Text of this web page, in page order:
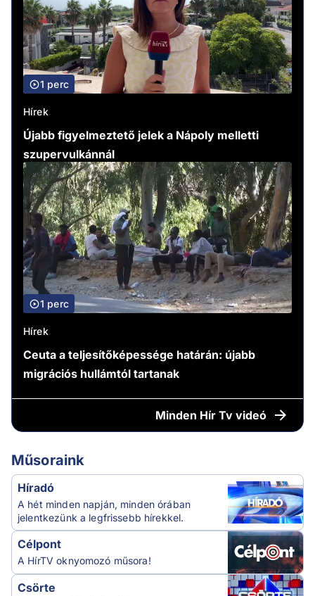
1 perc
Hírek
Újabb figyelmeztető jelek a Nápoly melletti
szupervulkánnál
1 perc
Hírek
Ceuta a teljesítőképessége határán: újabb
migrációs hullámtól tartanak
Minden Hír Tv videó
Műsoraink
Híradó
A hét minden napján, minden órában
jelentkezünk a legfrissebb hírekkel.
Célpont
A HírTV oknyomozó műsora!
Csörte